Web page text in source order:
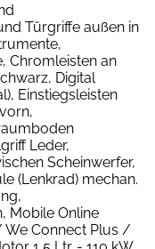
Türgriffe außen in
Chromleisten an
Digital
Einstiegsleisten
Leder,
Scheinwerfer,
(Lenkrad) mechan.
Mobile Online
We Connect Plus /